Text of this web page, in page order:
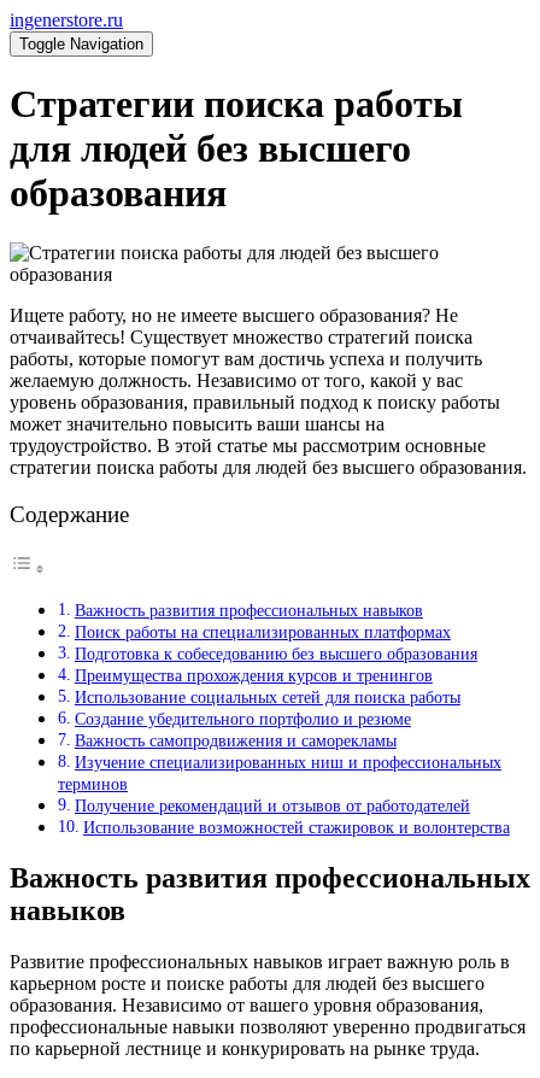
ingenerstore.ru
Toggle Navigation
Стратегии поиска работы
для людей без высшего
образования
Ищете работу, но не имеете высшего образования? Не
отчаивайтесь! Существует множество стратегий поиска
работы, которые помогут вам достичь успеха и получить
желаемую должность. Независимо от того, какой у вас
уровень образования, правильный подход к поиску работы
может значительно повысить ваши шансы на
трудоустройство. В этой статье мы рассмотрим основные
стратегии поиска работы для людей без высшего образования.
Содержание
Важность развития профессиональных навыков
Поиск работы на специализированных платформах
Подготовка к собеседованию без высшего образования
Преимущества прохождения курсов и тренингов
Использование социальных сетей для поиска работы
Создание убедительного портфолио и резюме
Важность самопродвижения и саморекламы
Изучение специализированных ниш и профессиональных
терминов
Получение рекомендаций и отзывов от работодателей
Использование возможностей стажировок и волонтерства
Важность развития профессиональных
навыков
Развитие профессиональных навыков играет важную роль в
карьерном росте и поиске работы для людей без высшего
образования. Независимо от вашего уровня образования,
профессиональные навыки позволяют уверенно продвигаться
по карьерной лестнице и конкурировать на рынке труда.